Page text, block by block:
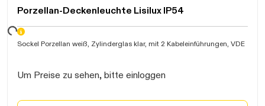
Porzellan-Deckenleuchte Lisilux IP54
Sockel Porzellan weiß, Zylinderglas klar, mit 2 Kabeleinführungen, VDE
Um Preise zu sehen, bitte einloggen